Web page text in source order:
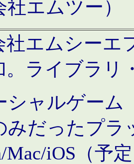
社エムツー）
社エムシーエ
。ライブラリ
シャルゲーム
みだったプラ
Mac/iOS（予